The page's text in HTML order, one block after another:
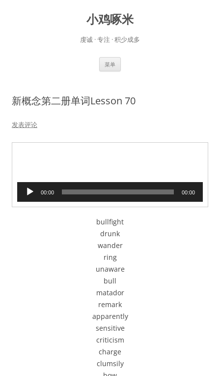
小鸡啄米
虔诚 · 专注 · 积少成多
菜单
新概念第二册单词Lesson 70
发表评论
播
00:00 00:00
bullfight
drunk
wander
ring
unaware
bull
matador
remark
apparently
sensitive
criticism
charge
clumsily